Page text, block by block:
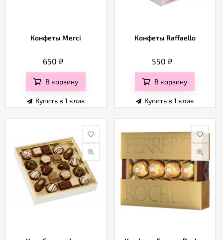
Конфеты Merci
650 ₽
В корзину
Купить в 1 клик
Конфеты Raffaello
550 ₽
В корзину
Купить в 1 клик